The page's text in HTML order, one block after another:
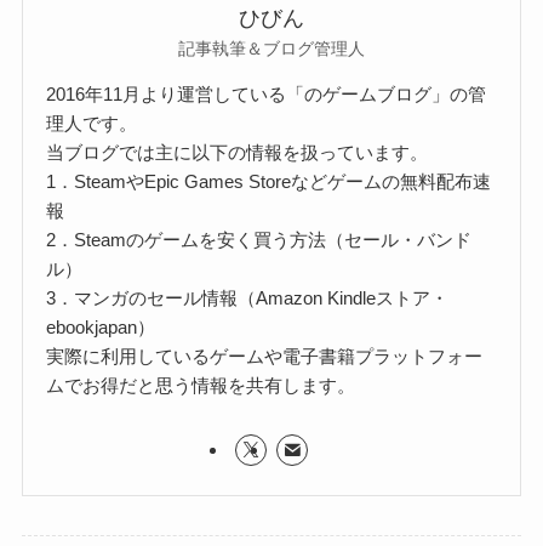
ひびん
記事執筆＆ブログ管理人
2016年11月より運営している「のゲームブログ」の管
理人です。
当ブログでは主に以下の情報を扱っています。
1．SteamやEpic Games Storeなどゲームの無料配布速
報
2．Steamのゲームを安く買う方法（セール・バンド
ル）
3．マンガのセール情報（Amazon Kindleストア・
ebookjapan）
実際に利用しているゲームや電子書籍プラットフォー
ムでお得だと思う情報を共有します。